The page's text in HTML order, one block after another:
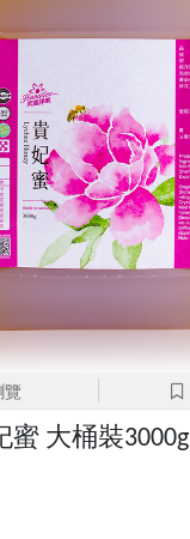
覽
蜜 大桶裝3000g